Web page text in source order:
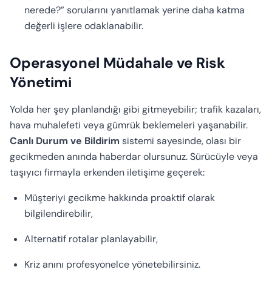
nerede?” sorularını yanıtlamak yerine daha katma
değerli işlere odaklanabilir.
Operasyonel Müdahale ve Risk
Yönetimi
Yolda her şey planlandığı gibi gitmeyebilir; trafik kazaları,
hava muhalefeti veya gümrük beklemeleri yaşanabilir.
Canlı Durum ve Bildirim sistemi sayesinde, olası bir
gecikmeden anında haberdar olursunuz. Sürücüyle veya
taşıyıcı firmayla erkenden iletişime geçerek:
Müşteriyi gecikme hakkında proaktif olarak
bilgilendirebilir,
Alternatif rotalar planlayabilir,
Kriz anını profesyonelce yönetebilirsiniz.